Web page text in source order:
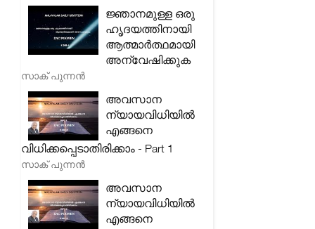
ജ്ഞാനമുള്ള ഒരു
ഹൃദയത്തിനായി
ആത്മാർത്ഥമായി
അന്വേഷിക്കുക
സാക് പുന്നൻ
അവസാന
ന്യായവിധിയിൽ
എങ്ങനെ
വിധിക്കപ്പെടാതിരിക്കാം - Part 1
സാക് പുന്നൻ
അവസാന
ന്യായവിധിയിൽ
എങ്ങനെ